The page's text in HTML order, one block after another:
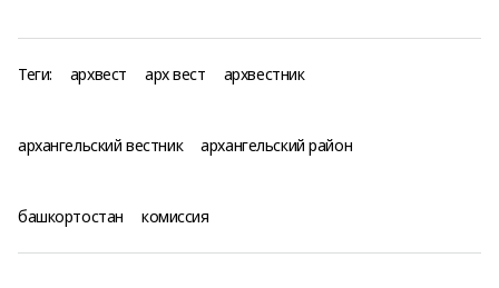
Теги: архвест арх вест архвестник
архангельский вестник архангельский район
башкортостан комиссия